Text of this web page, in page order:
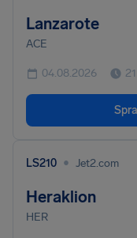
Lanzarote
ACE
04.08.2026
LS210 • Jet2.com
Heraklion
HER